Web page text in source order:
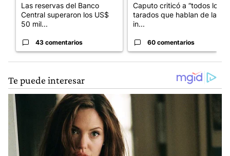
Las reservas del Banco
Central superaron los US$
50 mil...
43 comentarios
Caputo criticó a “todos los
tarados que hablan de la
in...
60 comentarios